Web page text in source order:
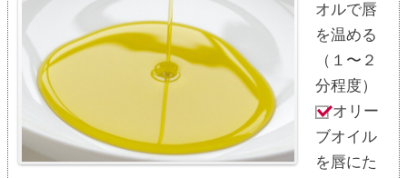
オルで唇
を温める
（１〜２
分程度）
オリー
ブオイル
を唇にた